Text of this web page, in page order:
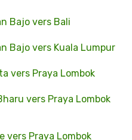
Bajo vers Bali
Bajo vers Kuala Lumpur
vers Praya Lombok
vers Praya Lombok
vers Praya Lombok